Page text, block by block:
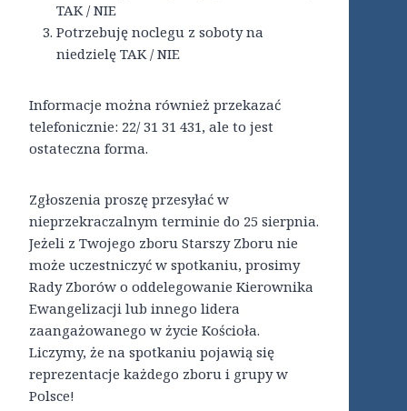
TAK / NIE
Potrzebuję noclegu z soboty na
niedzielę TAK / NIE
Informacje można również przekazać
telefonicznie: 22/ 31 31 431, ale to jest
ostateczna forma.
Zgłoszenia proszę przesyłać w
nieprzekraczalnym terminie do 25 sierpnia.
Jeżeli z Twojego zboru Starszy Zboru nie
może uczestniczyć w spotkaniu, prosimy
Rady Zborów o oddelegowanie Kierownika
Ewangelizacji lub innego lidera
zaangażowanego w życie Kościoła.
Liczymy, że na spotkaniu pojawią się
reprezentacje każdego zboru i grupy w
Polsce!